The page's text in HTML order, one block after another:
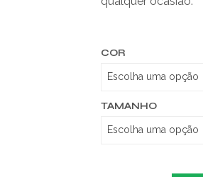
COR
TAMANHO